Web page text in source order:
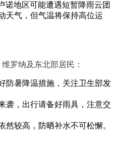
诺地区可能遭遇短暂降雨云团
天气，但气温将保持高位运
罗纳及东北部居民：
防暑降温措施，关注卫生部发
袭，出行请备好雨具，注意交
然较高，防晒补水不可松懈。